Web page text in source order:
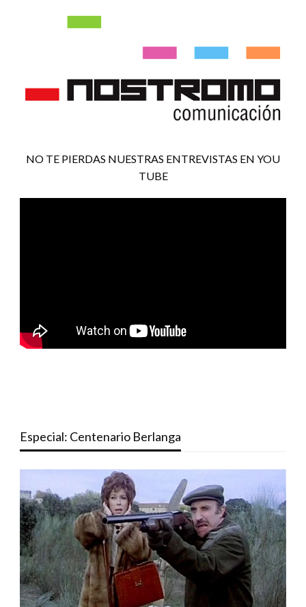
NO TE PIERDAS NUESTRAS ENTREVISTAS EN YOU
TUBE
Especial: Centenario Berlanga